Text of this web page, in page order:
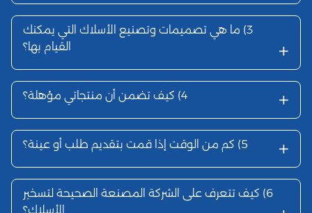
3) ما هي تصميمات وتصنيع الأسلاك التي يمكنك
القيام بها؟
+
4) كيف تضمن أن منتجاتي مؤهلة؟ +
5) كم من الوقت إذا قمت بتقديم طلب أو عينة؟ +
6) كيف تتعرف على الشركة المصنعة الصحيحة لتسخير
الأسلاك؟